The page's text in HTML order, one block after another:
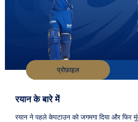
प्रोफ़ाइल
रयान के बारे में
रयान ने पहले केपटाउन को जगमगा दिया और